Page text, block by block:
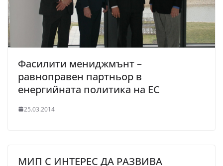
Фасилити мениджмънт –
равноправен партньор в
енергийната политика на ЕС
25.03.2014
МИП С ИНТЕРЕС ДА РАЗВИВА